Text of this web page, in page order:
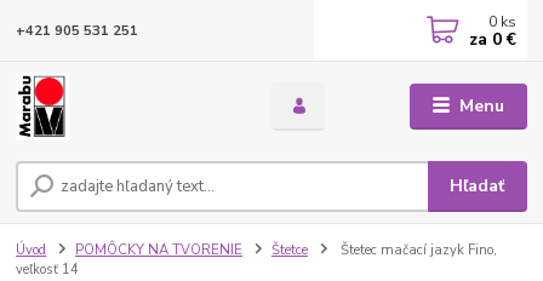
Menu
Hľadať
+421 905 531 251 0 ks
za 0 €
Úvod POMÔCKY NA TVORENIE Štetce
Štetec mačací jazyk Fino,
veľkosť 14